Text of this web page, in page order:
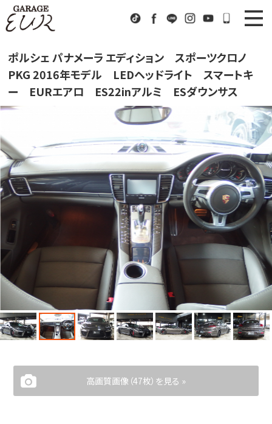
TikTokFacebook
LINE InstagramYoutube072-
ニュース
Stock List
在庫車情報
EUR Sports
EURスポーツ
Factory
工場紹介
Company
会社概要
Access
アクセス
Contact us
ポルシェ パナメーラ エディション スポーツクロノ
PKG 2016年モデル LEDヘッドライト スマートキ
ー EURエアロ ES22inアルミ ESダウンサス
高画質画像（47枚）を見る »